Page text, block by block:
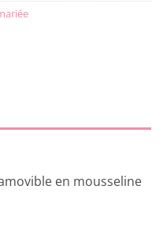
en mousseline